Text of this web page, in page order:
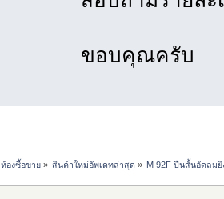
ขอบคุณครับ
ห้องซื้อขาย» สินค้าใหม่อัพเดทล่าสุด » M 92F ปืนสั้นอัดลม